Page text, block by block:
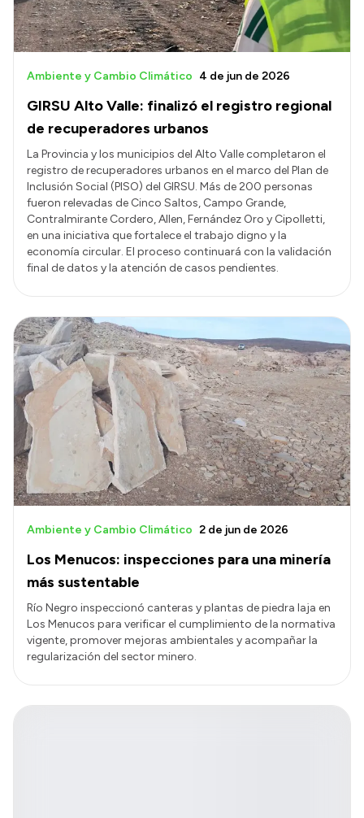
Presupuesto
Boletín Oficial
Compras y licitaciones
Consulta de pago a proveedores
Convocatorias
Intranet
Login
GIRSU Alto Valle: finalizó el registro regional
de recuperadores urbanos
Ambiente y Cambio Climático 4 de jun de 2026
La Provincia y los municipios del Alto Valle completaron el
registro de recuperadores urbanos en el marco del Plan de
Inclusión Social (PISO) del GIRSU. Más de 200 personas
fueron relevadas de Cinco Saltos, Campo Grande,
Contralmirante Cordero, Allen, Fernández Oro y Cipolletti,
en una iniciativa que fortalece el trabajo digno y la
economía circular. El proceso continuará con la validación
final de datos y la atención de casos pendientes.
Los Menucos: inspecciones para una minería
más sustentable
Ambiente y Cambio Climático 2 de jun de 2026
Río Negro inspeccionó canteras y plantas de piedra laja en
Los Menucos para verificar el cumplimiento de la normativa
vigente, promover mejoras ambientales y acompañar la
regularización del sector minero.